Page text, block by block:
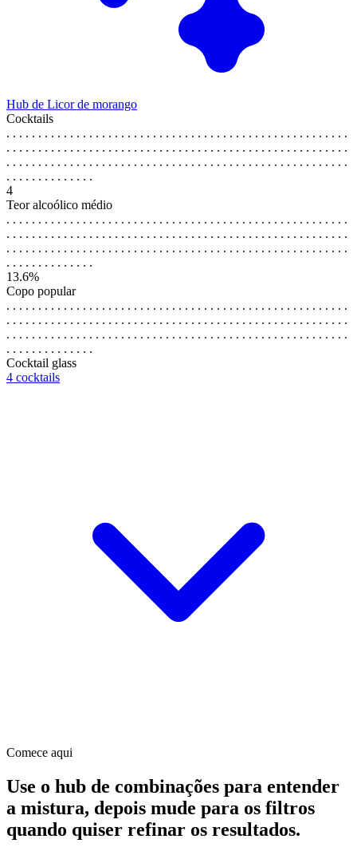
Hub de Licor de morango
Cocktails
. . . . . . . . . . . . . . . . . . . . . . . . . . . . . . . . . . . . . . . . . . . . . . . . . . . . . .
. . . . . . . . . . . . . . . . . . . . . . . . . . . . . . . . . . . . . . . . . . . . . . . . . . . . . .
. . . . . . . . . . . . . . . . . . . . . . . . . . . . . . . . . . . . . . . . . . . . . . . . . . . . . .
. . . . . . . . . . . . . .
4
Teor alcoólico médio
. . . . . . . . . . . . . . . . . . . . . . . . . . . . . . . . . . . . . . . . . . . . . . . . . . . . . .
. . . . . . . . . . . . . . . . . . . . . . . . . . . . . . . . . . . . . . . . . . . . . . . . . . . . . .
. . . . . . . . . . . . . . . . . . . . . . . . . . . . . . . . . . . . . . . . . . . . . . . . . . . . . .
. . . . . . . . . . . . . .
13.6%
Copo popular
. . . . . . . . . . . . . . . . . . . . . . . . . . . . . . . . . . . . . . . . . . . . . . . . . . . . . .
. . . . . . . . . . . . . . . . . . . . . . . . . . . . . . . . . . . . . . . . . . . . . . . . . . . . . .
. . . . . . . . . . . . . . . . . . . . . . . . . . . . . . . . . . . . . . . . . . . . . . . . . . . . . .
. . . . . . . . . . . . . .
Cocktail glass
4 cocktails
Comece aqui
Use o hub de combinações para entender
a mistura, depois mude para os filtros
quando quiser refinar os resultados.